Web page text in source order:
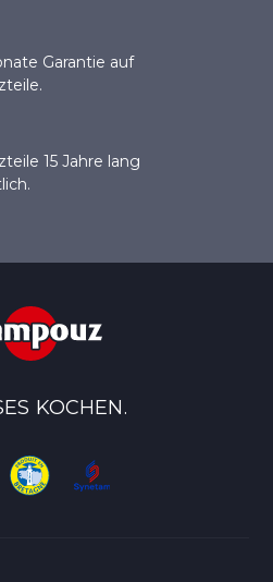
Garantie auf
15 Jahre lang
KOCHEN.